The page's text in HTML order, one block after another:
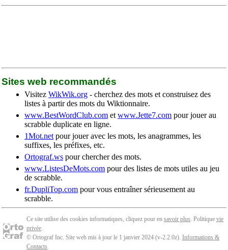
Sites web recommandés
Visitez WikWik.org - cherchez des mots et construisez des
listes à partir des mots du Wiktionnaire.
www.BestWordClub.com et www.Jette7.com pour jouer au
scrabble duplicate en ligne.
1Mot.net pour jouer avec les mots, les anagrammes, les
suffixes, les préfixes, etc.
Ortograf.ws pour chercher des mots.
www.ListesDeMots.com pour des listes de mots utiles au jeu
de scrabble.
fr.DupliTop.com pour vous entraîner sérieusement au
scrabble.
Ce site utilise des cookies informatiques, cliquez pour en savoir plus. Politique vie
privée.
© Ortograf Inc. Site web mis à jour le 1 janvier 2024 (v-2.2.0z). Informations &
Contacts.